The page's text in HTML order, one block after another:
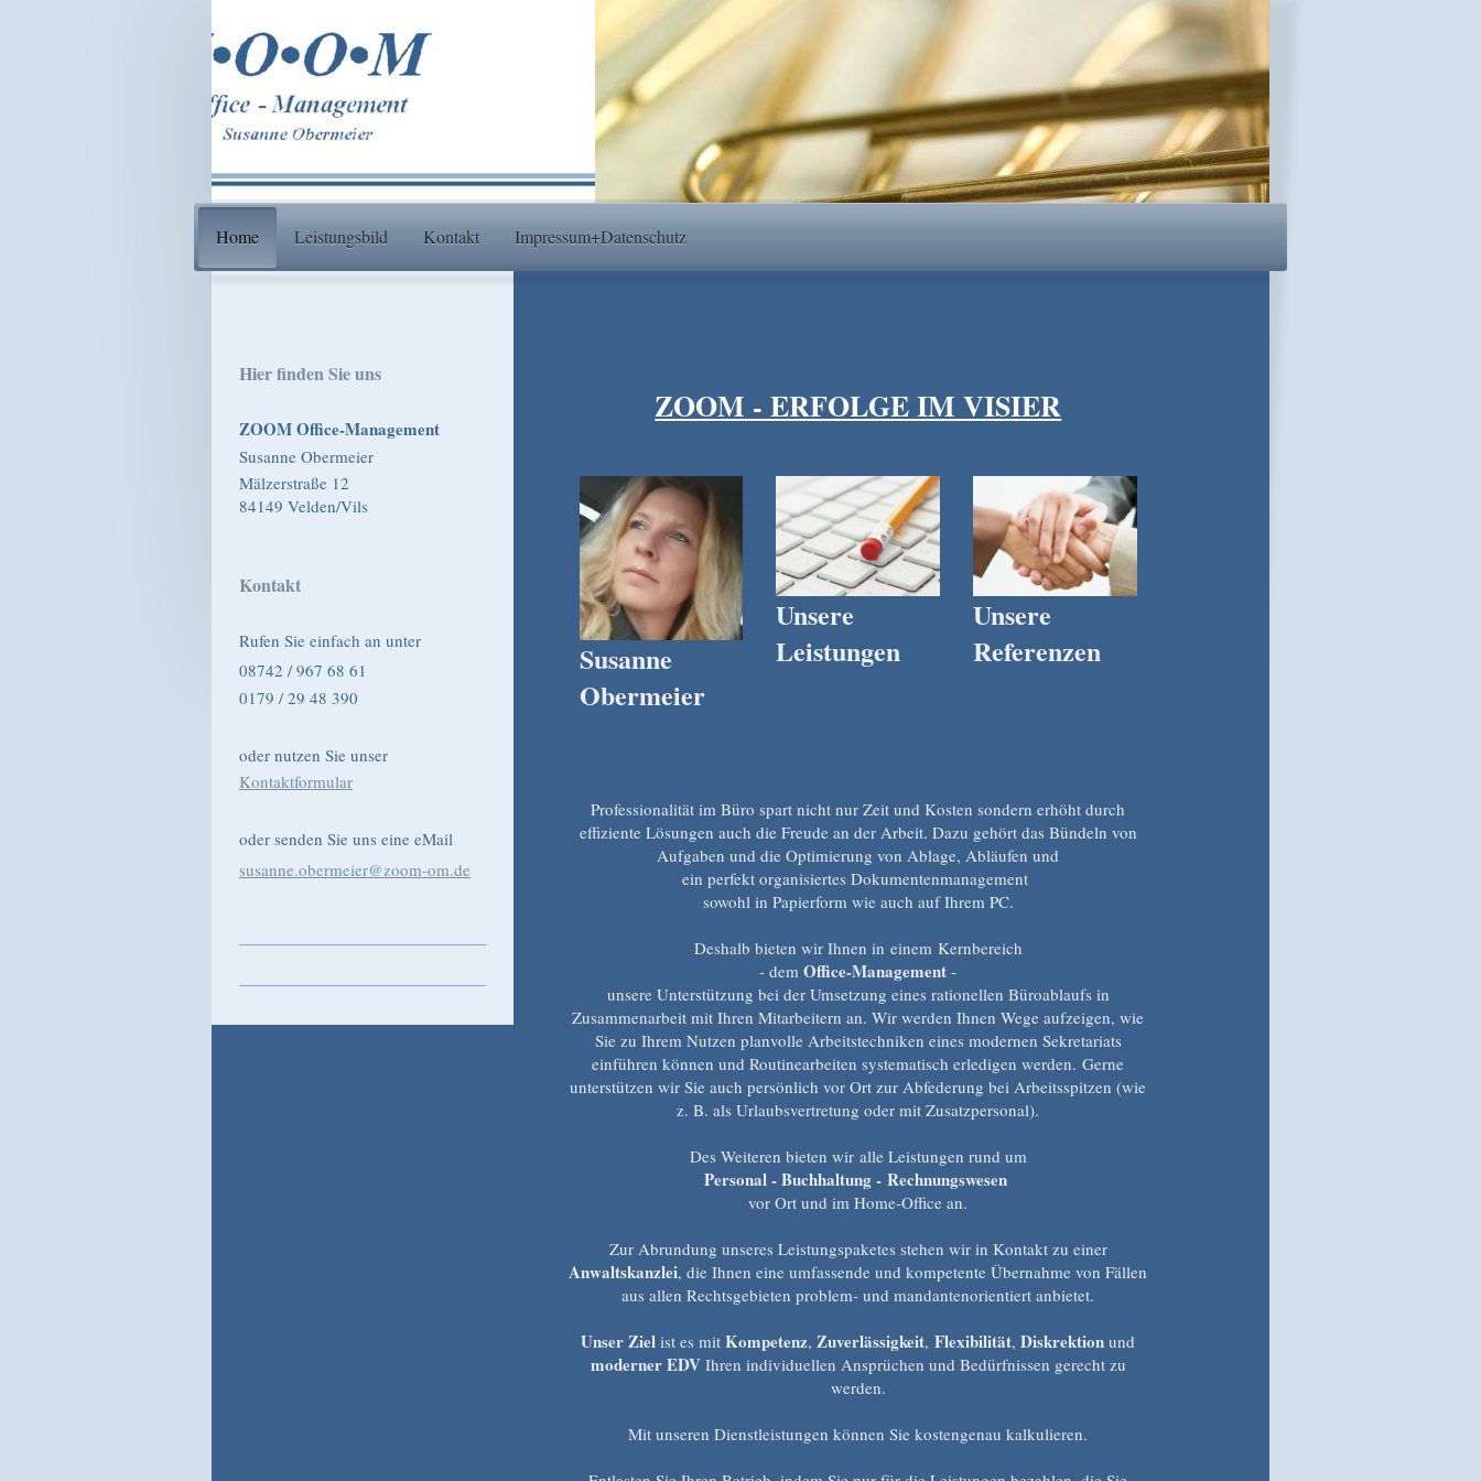
Home Leistungsbild Kontakt Impressum+Datenschutz
ZOOM - ERFOLGE IM VISIER
Susanne
Obermeier
Unsere
Leistungen
Unsere
Referenzen
Professionalität im Büro spart nicht nur Zeit und Kosten sondern erhöht durch
effiziente Lösungen auch die Freude an der Arbeit. Dazu gehört das Bündeln von
Aufgaben und die Optimierung von Ablage, Abläufen und
ein perfekt organisiertes Dokumentenmanagement
sowohl in Papierform wie auch auf Ihrem PC.
Deshalb bieten wir Ihnen in einem Kernbereich
- demOffice-Management -
unsere Unterstützung bei der Umsetzung eines rationellen Büroablaufs in
Zusammenarbeit mit Ihren Mitarbeitern an. Wir werden Ihnen Wege aufzeigen, wie
Sie zu Ihrem Nutzen planvolle Arbeitstechniken eines modernen Sekretariats
einführen können und Routinearbeiten systematisch erledigen werden. Gerne
unterstützen wir Sie auch persönlich vor Ort zur Abfederung bei Arbeitsspitzen (wie
z. B. als Urlaubsvertretung oder mit Zusatzpersonal).
Des Weiteren bieten wir alle Leistungen rund um
Personal - Buchhaltung - Rechnungswesen
vor Ort und im Home-Office an.
Zur Abrundung unseres Leistungspaketes stehen wir in Kontakt zu einer
Anwaltskanzlei, die Ihnen eine umfassende und kompetente Übernahme von Fällen
aus allen Rechtsgebieten problem- und mandantenorientiert anbietet.
Unser Ziel ist es mitKompetenz,Zuverlässigkeit,Flexibilität,Diskrektion und
moderner EDVIhren individuellen Ansprüchen und Bedürfnissen gerecht zu
werden.
Mit unseren Dienstleistungen können Sie kostengenau kalkulieren.
Hier finden Sie uns
ZOOM Office-Management
Susanne Obermeier
Mälzerstraße 12
84149 Velden/Vils
Kontakt
Rufen Sie einfach an unter
08742 / 967 68 61
0179 / 29 48 390
oder nutzen Sie unser
Kontaktformular
oder senden Sie uns eine eMail
susanne.obermeier@zoom-om.de